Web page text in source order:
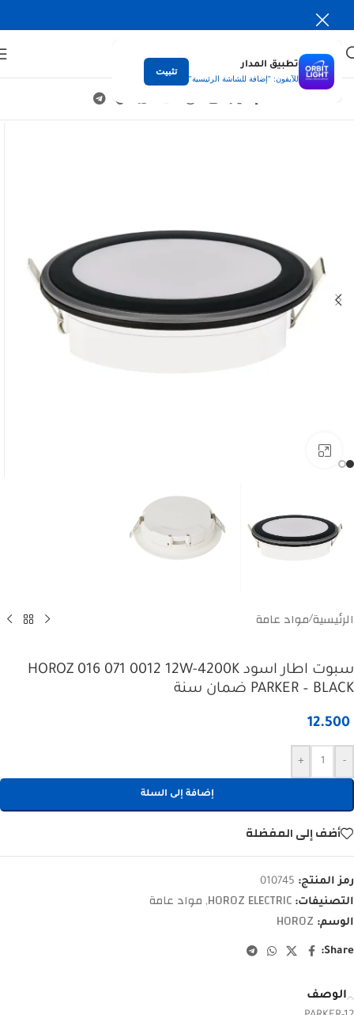
تطبيق المدار
للآيفون: "إضافة للشاشة الرئيسية"
تثبيت
الرئيسية/مواد عامة
سبوت اطار اسود HOROZ 016 071 0012 12W-4200K
PARKER – BLACK ضمان سنة
12.500
-
+
إضافة إلى السلة
أضف إلى المفضلة
رمز المنتج: 010745
التصنيفات: HOROZ ELECTRIC
, مواد عامة
الوسم: HOROZ
Share:
الوصف